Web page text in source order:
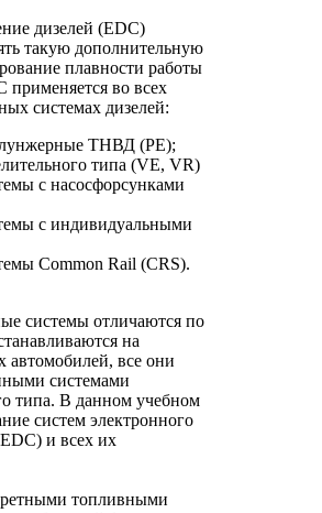
дизелей (EDC)
такую дополнительную
плавности работы
применяется во всех
системах дизелей:
ТНВД (PE);
типа (VE, VR)
с насосфорсунками
с индивидуальными
Common Rail (CRS).
системы отличаются по
на
автомобилей, все они
системами
типа. В данном учебном
систем электронного
и всех их
топливными